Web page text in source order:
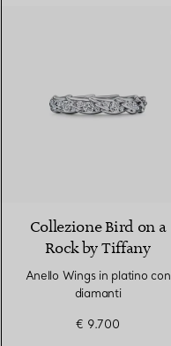
Collezione Bird on a
Rock by Tiffany
Anello Wings in platino con
diamanti
€ 9.700